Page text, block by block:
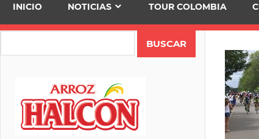
INICIO NOTICIAS TOUR COLOMBIA